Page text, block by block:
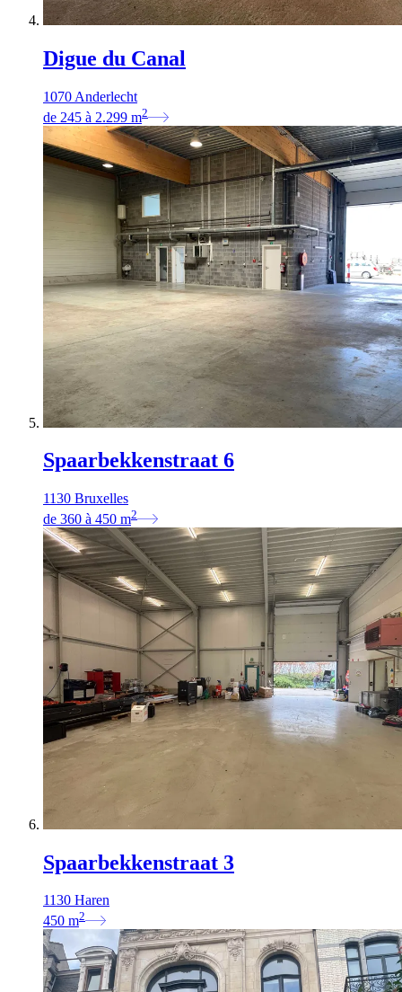
Digue du Canal
1070 Anderlecht
de 245 à 2.299 m2
Spaarbekkenstraat 6
1130 Bruxelles
de 360 à 450 m2
Spaarbekkenstraat 3
1130 Haren
450 m2